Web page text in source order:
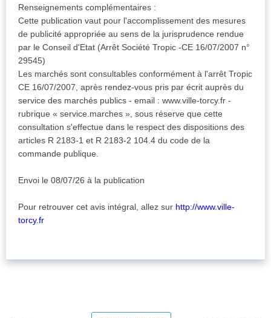
Renseignements complémentaires :
Cette publication vaut pour l'accomplissement des mesures
de publicité appropriée au sens de la jurisprudence rendue
par le Conseil d'Etat (Arrêt Société Tropic -CE 16/07/2007 n°
29545)
Les marchés sont consultables conformément à l'arrêt Tropic
CE 16/07/2007, après rendez-vous pris par écrit auprès du
service des marchés publics - email : www.ville-torcy.fr -
rubrique « service.marches », sous réserve que cette
consultation s'effectue dans le respect des dispositions des
articles R 2183-1 et R 2183-2 104.4 du code de la
commande publique.
Envoi le 08/07/26 à la publication
Pour retrouver cet avis intégral, allez sur http://www.ville-
torcy.fr